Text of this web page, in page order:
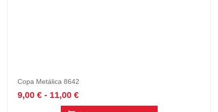
Copa Metálica 8642
9,00 € - 11,00 €